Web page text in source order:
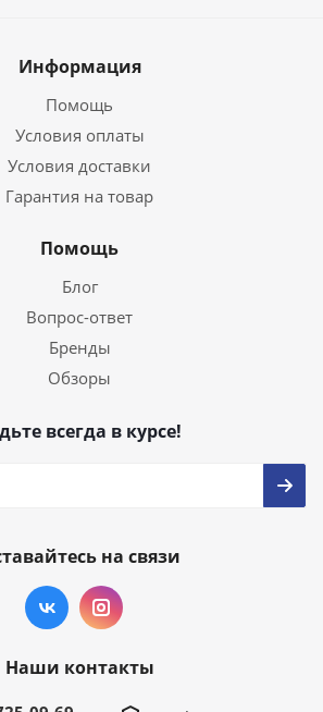
Информация
Помощь
Условия оплаты
Условия доставки
Гарантия на товар
Помощь
Блог
Вопрос-ответ
Бренды
Обзоры
всегда в курсе!
на связи
Наши контакты